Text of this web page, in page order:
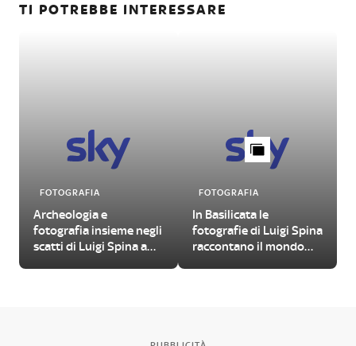
TI POTREBBE INTERESSARE
FOTOGRAFIA
Archeologia e
fotografia insieme negli
scatti di Luigi Spina a
FOTOGRAFIA
In Basilicata le
fotografie di Luigi Spina
raccontano il mondo